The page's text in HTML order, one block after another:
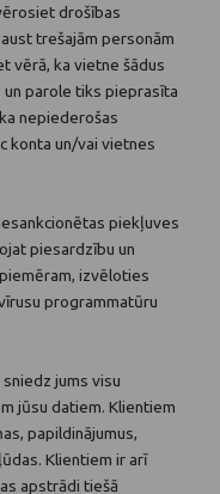
drošības
trešajām personām
vērā, ka vietne šādus
parole tiks pieprasīta
nepiederošas
konta un/vai vietnes
piekļuves
piesardzību un
izvēloties
programmatūru
jums visu
jūsu datiem. Klientiem
papildinājumus,
Klientiem ir arī
apstrādi tiešā